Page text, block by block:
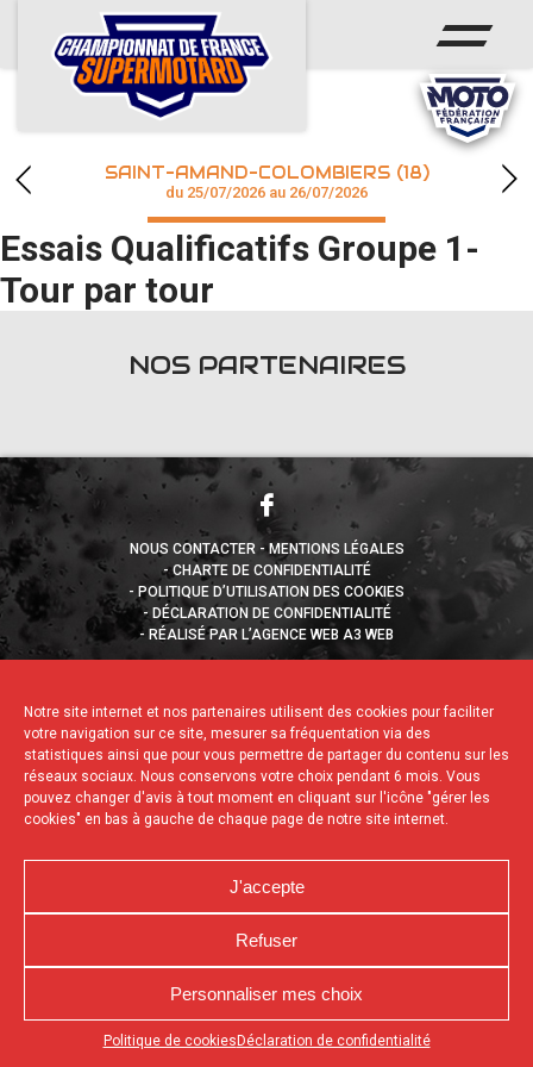
Notre site internet et nos partenaires utilisent des cookies pour faciliter
votre navigation sur ce site, mesurer sa fréquentation via des
statistiques ainsi que pour vous permettre de partager du contenu sur les
réseaux sociaux. Nous conservons votre choix pendant 6 mois. Vous
pouvez changer d'avis à tout moment en cliquant sur l'icône "gérer les
cookies" en bas à gauche de chaque page de notre site internet.
J'accepte
Refuser
Personnaliser mes choix
Politique de cookies Déclaration de confidentialité
Appuyez sur le bouton partager en bas de votre
ACCUEIL
ACTUS
CALENDRIER
CHAMPIONNAT
RÉSULTATS
PHOTOS / WEB TV
SAINT-AMAND-COLOMBIERS (18)
du 25/07/2026 au 26/07/2026
Essais Qualificatifs Groupe 1-
Tour par tour
NOS PARTENAIRES
NOUS CONTACTER
MENTIONS LÉGALES
CHARTE DE CONFIDENTIALITÉ
POLITIQUE D’UTILISATION DES COOKIES
DÉCLARATION DE CONFIDENTIALITÉ
RÉALISÉ PAR L’AGENCE WEB A3 WEB